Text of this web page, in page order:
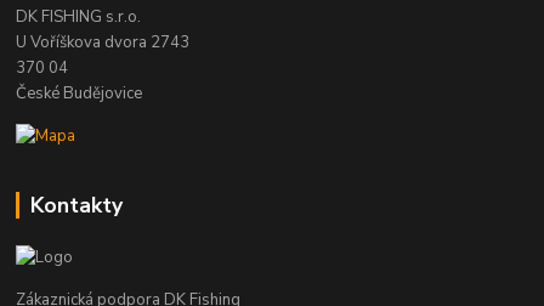
DK FISHING s.r.o.
U Voříškova dvora 2743
370 04
České Budějovice
Kontakty
Zákaznická podpora DK Fishing